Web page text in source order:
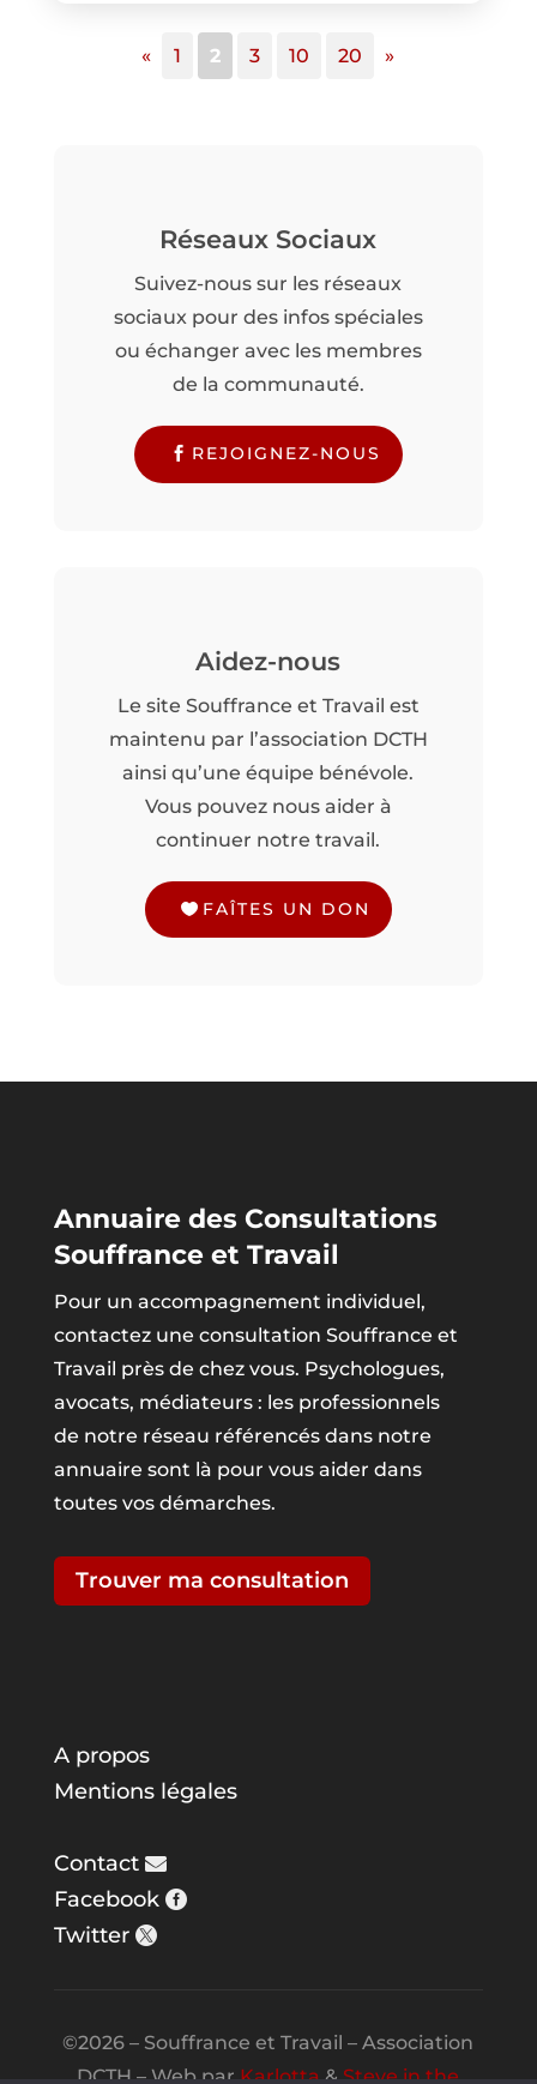
« 1 2 3 10 20 »
Réseaux Sociaux
Suivez-nous sur les réseaux
sociaux pour des infos spéciales
ou échanger avec les membres
de la communauté.
REJOIGNEZ-NOUS
Aidez-nous
Le site Souffrance et Travail est
maintenu par l’association DCTH
ainsi qu’une équipe bénévole.
Vous pouvez nous aider à
continuer notre travail.
FAÎTES UN DON
Annuaire des Consultations
Souffrance et Travail
Pour un accompagnement individuel,
contactez une consultation Souffrance et
Travail près de chez vous. Psychologues,
avocats, médiateurs : les professionnels
de notre réseau référencés dans notre
annuaire sont là pour vous aider dans
toutes vos démarches.
Trouver ma consultation
A propos
Mentions légales
Contact
Facebook
Twitter
©2026 – Souffrance et Travail – Association
DCTH – Web parKarlotta&Steve in the